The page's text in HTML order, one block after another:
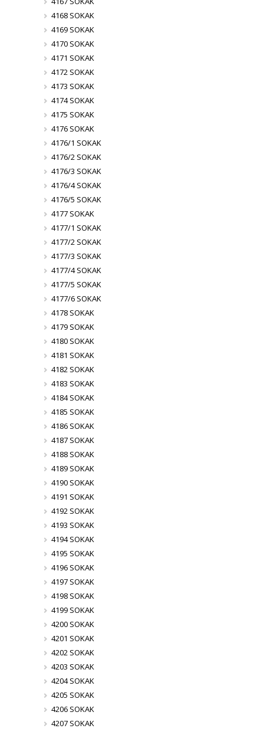
4168 SOKAK
4169 SOKAK
4170 SOKAK
4171 SOKAK
4172 SOKAK
4173 SOKAK
4174 SOKAK
4175 SOKAK
4176 SOKAK
4176/1 SOKAK
4176/2 SOKAK
4176/3 SOKAK
4176/4 SOKAK
4176/5 SOKAK
4177 SOKAK
4177/1 SOKAK
4177/2 SOKAK
4177/3 SOKAK
4177/4 SOKAK
4177/5 SOKAK
4177/6 SOKAK
4178 SOKAK
4179 SOKAK
4180 SOKAK
4181 SOKAK
4182 SOKAK
4183 SOKAK
4184 SOKAK
4185 SOKAK
4186 SOKAK
4187 SOKAK
4188 SOKAK
4189 SOKAK
4190 SOKAK
4191 SOKAK
4192 SOKAK
4193 SOKAK
4194 SOKAK
4195 SOKAK
4196 SOKAK
4197 SOKAK
4198 SOKAK
4199 SOKAK
4200 SOKAK
4201 SOKAK
4202 SOKAK
4203 SOKAK
4204 SOKAK
4205 SOKAK
4206 SOKAK
4207 SOKAK